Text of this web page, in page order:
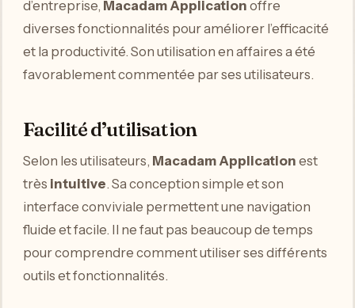
d’entreprise, Macadam Application offre
diverses fonctionnalités pour améliorer l’efficacité
et la productivité. Son utilisation en affaires a été
favorablement commentée par ses utilisateurs.
Facilité d’utilisation
Selon les utilisateurs, Macadam Application est
très intuitive. Sa conception simple et son
interface conviviale permettent une navigation
fluide et facile. Il ne faut pas beaucoup de temps
pour comprendre comment utiliser ses différents
outils et fonctionnalités.